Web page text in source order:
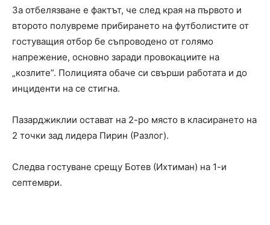
За отбелязване е фактът, че след края на първото и
второто полувреме прибирането на футболистите от
гостуващия отбор бе съпроводено от голямо
напрежение, основно заради провокациите на
„козлите”. Полицията обаче си свърши работата и до
инциденти на се стигна.
Пазарджиклии остават на 2-ро място в класирането на
2 точки зад лидера Пирин (Разлог).
Следва гостуване срещу Ботев (Ихтиман) на 1-и
септември.